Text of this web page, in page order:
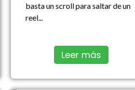
basta un scroll para saltar de un
reel...
Leer más